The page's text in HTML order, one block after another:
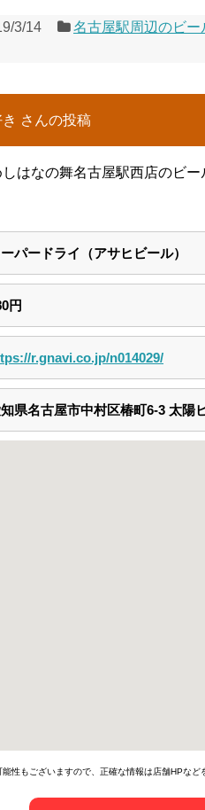
3/14 名古屋駅周辺のビー
さんの投稿
はなの舞名古屋駅西店のビ
パードライ（アサヒビール）
円
r.gnavi.co.jp/n014029/
県名古屋市中村区椿町6-3 太陽
性もございますので、正確な情報は店舗HPなど